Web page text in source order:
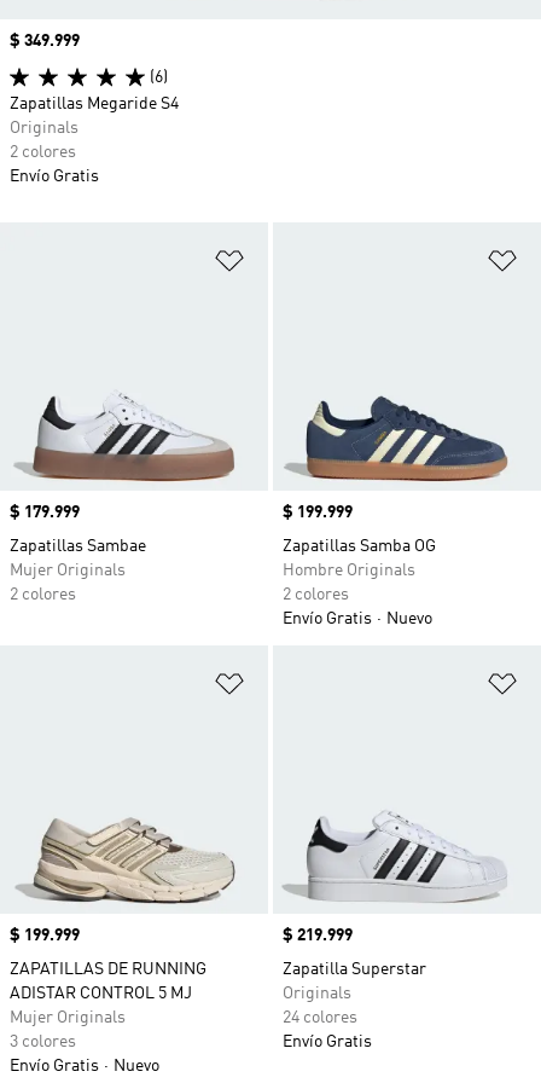
Precio
$ 179.999
Zapatillas Sambae
Mujer Originals
2 colores
Precio
$ 199.999
Zapatillas Samba OG
Hombre Originals
2 colores
Envío Gratis
Nuevo
Precio
$ 199.999
ZAPATILLAS DE RUNNING
ADISTAR CONTROL 5 MJ
Mujer Originals
3 colores
Envío Gratis
Nuevo
Precio
$ 219.999
Zapatilla Superstar
Originals
24 colores
Envío Gratis
Precio
$ 349.999
(6)
Zapatillas Megaride S4
Originals
2 colores
Envío Gratis